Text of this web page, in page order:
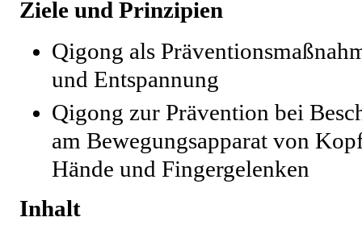
Ziele und Prinzipien
Qigong als
und Entspannung
Qigong zur Prävention bei
am Bewegungsapparat von
Hände und Fingergelenken
Inhalt